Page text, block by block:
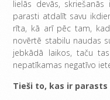
lielās devās,
parasti atdalīt savu
rīta, kā arī pēc tam,
novērtē stabilu naudas
jebkādā laikos, taču
nepatīkamas negatīvo
Tieši to, kas ir